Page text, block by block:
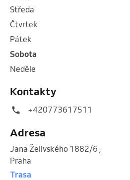
středa
čtvrtek
pátek
sobota
neděle
Kontakty
+420773617511
Adresa
Jana Želivského 1882/6 ,
Praha
Trasa